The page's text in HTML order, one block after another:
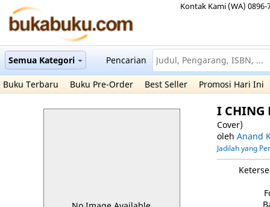
Kontak Kami (WA) 0896-
Semua Kategori Pencarian
Buku Terbaru Buku Pre-Order Best Seller Promosi Hari Ini
I
Cover)
oleh Anand
Jadilah yang